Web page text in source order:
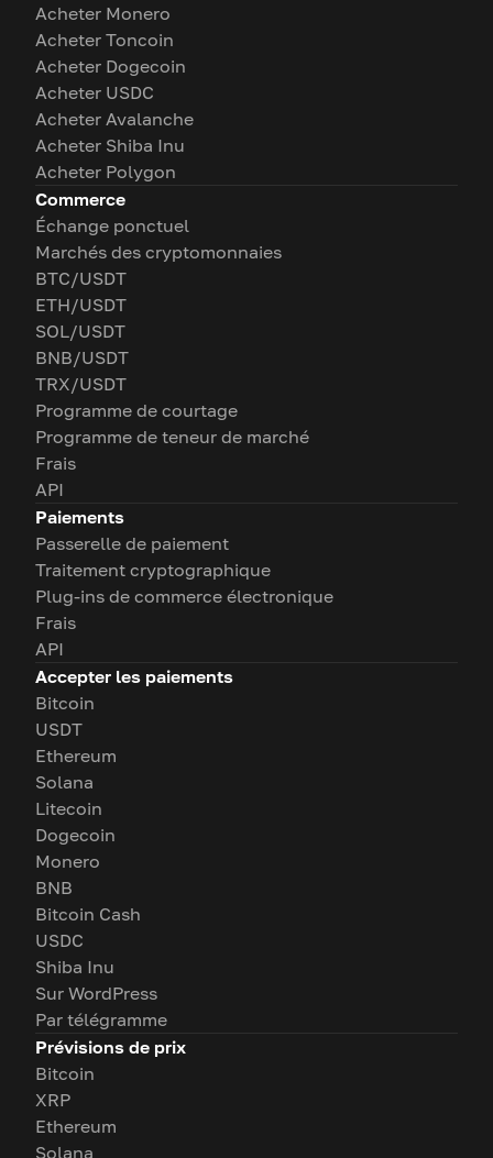
Acheter Monero
Acheter Toncoin
Acheter Dogecoin
Acheter USDC
Acheter Avalanche
Acheter Shiba Inu
Acheter Polygon
Commerce
Échange ponctuel
Marchés des cryptomonnaies
BTC/USDT
ETH/USDT
SOL/USDT
BNB/USDT
TRX/USDT
Programme de courtage
Programme de teneur de marché
Frais
API
Paiements
Passerelle de paiement
Traitement cryptographique
Plug-ins de commerce électronique
Frais
API
Accepter les paiements
Bitcoin
USDT
Ethereum
Solana
Litecoin
Dogecoin
Monero
BNB
Bitcoin Cash
USDC
Shiba Inu
Sur WordPress
Par télégramme
Prévisions de prix
Bitcoin
XRP
Ethereum
Solana